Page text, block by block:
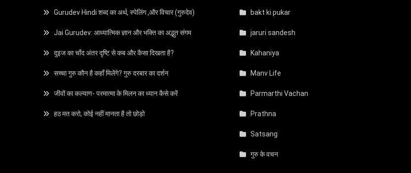
Gurudev Hindi शब्द का अर्थ, स्पेलिंग ,और विचार (गुरुदेव)
Jai Gurudev: आध्यात्मिक ज्ञान और भक्ति का अद्भुत संगम
दुइज का चाँद अंतर दृष्टि से कब और कैसा दिखता है?
सच्चा गुरु कौन है कहाँ मिलेंगे? गुरु दरबार का दर्शन
जीवों का कल्याण- परमात्मा के मिलन का ध्यान कैसे करें
हठ मत करो, कोई नहीं मानता है तो छोड़ो
bakt ki pukar
jaruri sandesh
Kahaniya
Manv Life
Parmarthi Vachan
Prathna
Satsang
गुरु के वचन